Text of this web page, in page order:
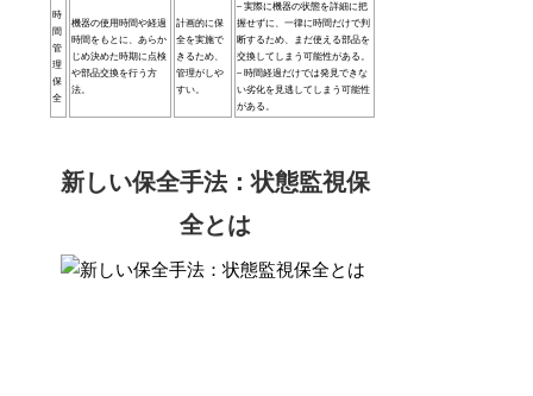
時
間
管
理
保
全
機器の使用時間や経過
時間をもとに、あらか
じめ決めた時期に点検
や部品交換を行う方
法。
計画的に保
全を実施で
きるため、
管理がしや
すい。
– 実際に機器の状態を詳細に把
握せずに、一律に時間だけで判
断するため、まだ使える部品を
交換してしまう可能性がある。
– 時間経過だけでは発見できな
い劣化を見逃してしまう可能性
がある。
新しい保全手法：状態監視保
全とは